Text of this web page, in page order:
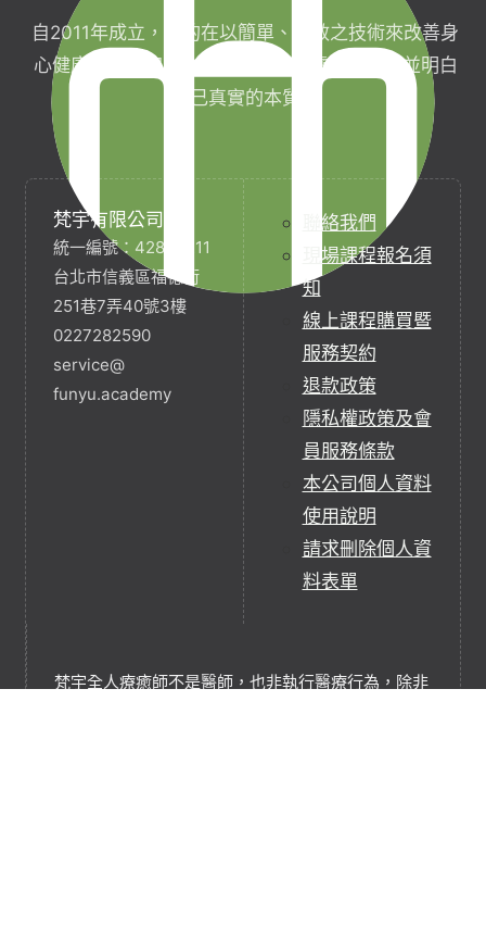
自2011年成立，目的在以簡單、有效之技術來改善身
心健康，協助完成生命目標與實現靈性生活，並明白
自己真實的本質。
梵宇有限公司
統一編號：42854211
台北市信義區福德街
251巷7弄40號3樓
0227282590
service@
funyu.academy
聯絡我們
現場課程報名須
知
線上課程購買暨
服務契約
退款政策
隱私權政策及會
員服務條款
本公司個人資料
使用說明
請求刪除個人資
料表單
梵宇全人療癒師不是醫師，也非執行醫療行為，除非